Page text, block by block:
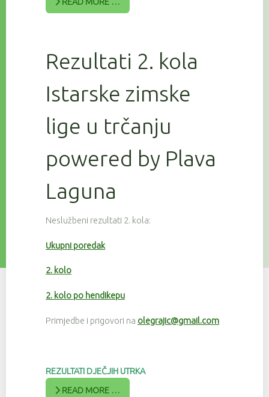
READ MORE …
Rezultati 2. kola
Istarske zimske
lige u trčanju
powered by Plava
Laguna
Neslužbeni rezultati 2. kola:
Ukupni poredak
2. kolo
2. kolo po hendikepu
Primjedbe i prigovori na olegrajic@gmail.com
REZULTATI DJEČJIH UTRKA
READ MORE …